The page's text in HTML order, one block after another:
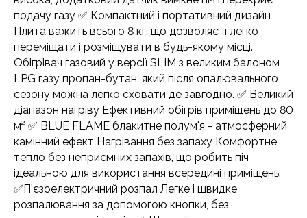
подачу газу ✅ Компактний і портативний дизайн
Плита важить всього 8 кг, що дозволяє її легко
переміщати і розміщувати в будь-якому місці.
Обігрівач газовий у версії SLIM з великим балоном
LPG газу пропан-бутан, який після опалювального
сезону можна легко сховати де завгодно. ✅ Великий
діапазон нагріву Ефективний обігрів приміщень до 80
м² ✅ BLUE FLAME блакитне полум'я - атмосферний
камінний ефект Нагрівання без запаху Комфортне
тепло без неприємних запахів, що робить піч
ідеальною для використання всередині приміщень.
✅П'єзоелектричний розпал Легке і швидке
розпалювання за допомогою кнопки, без